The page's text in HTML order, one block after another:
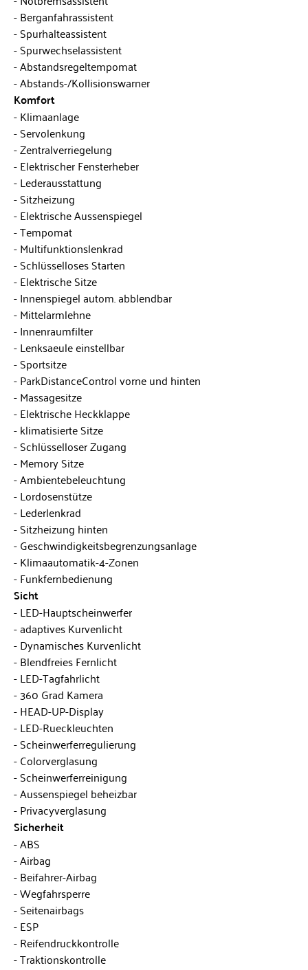
Berganfahrassistent
Spurhalteassistent
Spurwechselassistent
Abstandsregeltempomat
Abstands-/Kollisionswarner
Komfort
Klimaanlage
Servolenkung
Zentralverriegelung
Elektrischer Fensterheber
Lederausstattung
Sitzheizung
Elektrische Aussenspiegel
Tempomat
Multifunktionslenkrad
Schlüsselloses Starten
Elektrische Sitze
Innenspiegel autom. abblendbar
Mittelarmlehne
Innenraumfilter
Lenksaeule einstellbar
Sportsitze
ParkDistanceControl vorne und hinten
Massagesitze
Elektrische Heckklappe
klimatisierte Sitze
Schlüsselloser Zugang
Memory Sitze
Ambientebeleuchtung
Lordosenstütze
Lederlenkrad
Sitzheizung hinten
Geschwindigkeitsbegrenzungsanlage
Klimaautomatik-4-Zonen
Funkfernbedienung
Sicht
LED-Hauptscheinwerfer
adaptives Kurvenlicht
Dynamisches Kurvenlicht
Blendfreies Fernlicht
LED-Tagfahrlicht
360 Grad Kamera
HEAD-UP-Display
LED-Rueckleuchten
Scheinwerferregulierung
Colorverglasung
Scheinwerferreinigung
Aussenspiegel beheizbar
Privacyverglasung
Sicherheit
ABS
Airbag
Beifahrer-Airbag
Wegfahrsperre
Seitenairbags
ESP
Reifendruckkontrolle
Traktionskontrolle